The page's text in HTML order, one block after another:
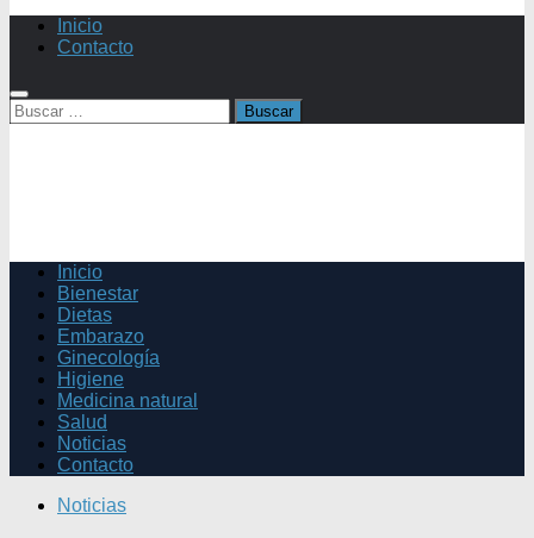
Inicio
Contacto
Buscar:
Inicio
Bienestar
Dietas
Embarazo
Ginecología
Higiene
Medicina natural
Salud
Noticias
Contacto
Noticias